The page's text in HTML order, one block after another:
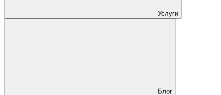
Услуги
Блог